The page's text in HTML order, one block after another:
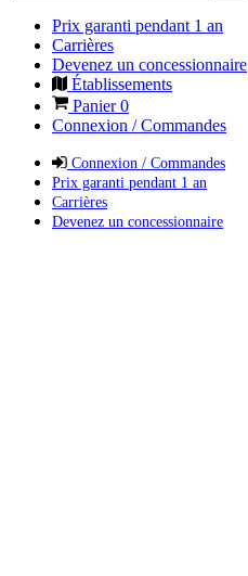
Prix garanti pendant 1 an
Carrières
Devenez un concessionnaire
Établissements
Panier0
Connexion / Commandes
Connexion / Commandes
Prix garanti pendant 1 an
Carrières
Devenez un concessionnaire